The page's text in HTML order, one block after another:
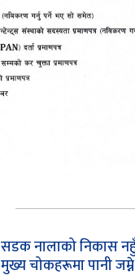
सडक नालाको निकास
मुख्य चोकहरूमा पानी